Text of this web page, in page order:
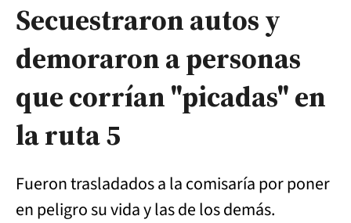
Secuestraron autos y
demoraron a personas
que corrían "picadas" en
la ruta 5
Fueron trasladados a la comisaría por poner
en peligro su vida y las de los demás.